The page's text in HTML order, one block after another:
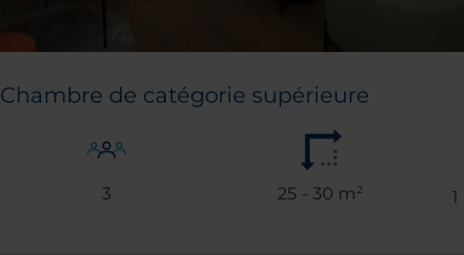
Chambre de catégorie supérieure
3 25 - 30 m² 1